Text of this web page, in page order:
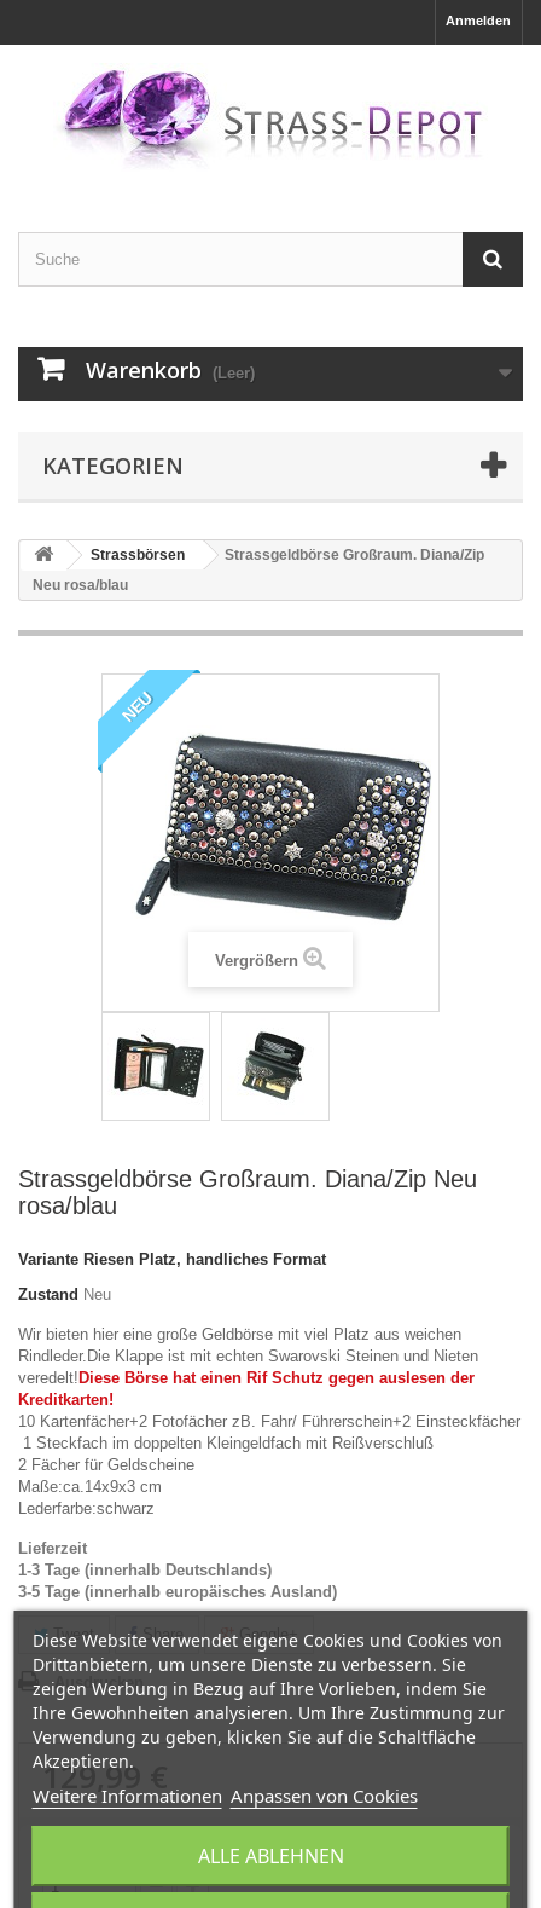
Anmelden
Warenkorb (Leer)
KATEGORIEN
Strassbörsen
Strassgeldbörse Großraum. Diana/Zip
Neu rosa/blau
NEU
Vergrößern
Strassgeldbörse Großraum. Diana/Zip Neu
rosa/blau
Variante Riesen Platz, handliches Format
Zustand Neu
Wir bieten hier eine große Geldbörse mit viel Platz aus weichen
Rindleder.Die Klappe ist mit echten Swarovski Steinen und Nieten
veredelt! Diese Börse hat einen Rif Schutz gegen auslesen der
Kreditkarten!
10 Kartenfächer+2 Fotofächer zB. Fahr/ Führerschein+2 Einsteckfächer
1 Steckfach im doppelten Kleingeldfach mit Reißverschluß
2 Fächer für Geldscheine
Maße:ca.14x9x3 cm
Lederfarbe:schwarz
Lieferzeit
1-3 Tage (innerhalb Deutschlands)
3-5 Tage (innerhalb europäisches Ausland)
Tweet Share Google+
Ausdrucken
129,99 €
Diese Website verwendet eigene Cookies und Cookies von
Drittanbietern, um unsere Dienste zu verbessern. Sie
zeigen Werbung in Bezug auf Ihre Vorlieben, indem Sie
Ihre Gewohnheiten analysieren. Um Ihre Zustimmung zur
Verwendung zu geben, klicken Sie auf die Schaltfläche
Akzeptieren.
Weitere Informationen Anpassen von Cookies
ALLE ABLEHNEN